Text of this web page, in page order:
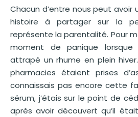
Chacun d’entre nous peut avoir
histoire à partager sur la
représente la parentalité. Pour
moment de panique
attrapé un rhume en plein
pharmacies étaient prises
connaissais pas encore cette
sérum, j’étais sur le point de
après avoir découvert qu’il